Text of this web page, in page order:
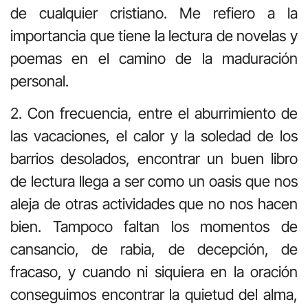
de cualquier cristiano. Me refiero a la
importancia que tiene la lectura de novelas y
poemas en el camino de la maduración
personal.
2. Con frecuencia, entre el aburrimiento de
las vacaciones, el calor y la soledad de los
barrios desolados, encontrar un buen libro
de lectura llega a ser como un oasis que nos
aleja de otras actividades que no nos hacen
bien. Tampoco faltan los momentos de
cansancio, de rabia, de decepción, de
fracaso, y cuando ni siquiera en la oración
conseguimos encontrar la quietud del alma,